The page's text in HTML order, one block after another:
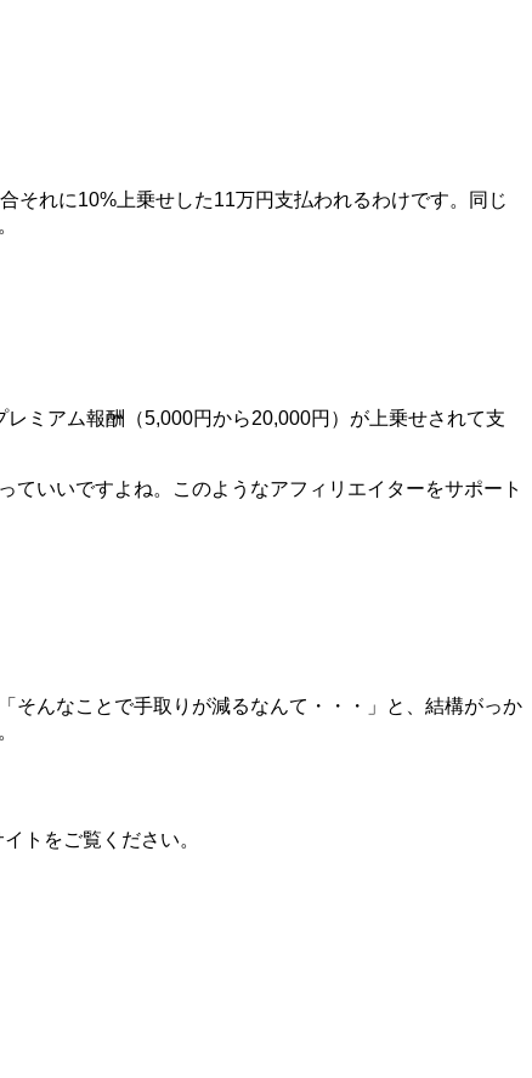
それに10%上乗せした11万円支払われるわけです。同じ
ミアム報酬（5,000円から20,000円）が上乗せされて支
いいですよね。このようなアフィリエイターをサポート
そんなことで手取りが減るなんて・・・」と、結構がっか
トをご覧ください。